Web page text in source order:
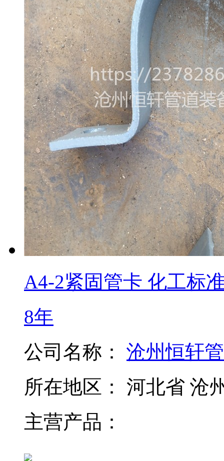
A4-2紧固管卡 化工标
8年
公司名称： 沧州恒轩
所在地区： 河北省 沧
主营产品：